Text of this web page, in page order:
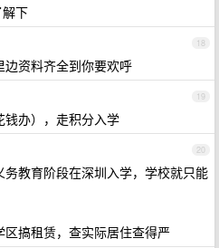
下
18
资料齐全到你要欢呼
19
办），走积分入学
20
教育阶段在深圳入学，学校就只能
搞租赁，查实际居住查得严